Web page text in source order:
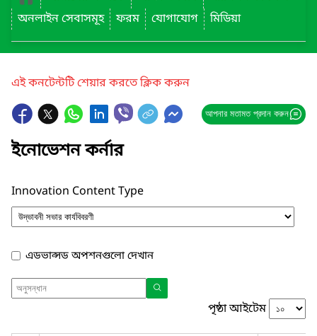
অনলাইন সেবাসমূহ
ফরম যোগাযোগ মিডিয়া
এই কনটেন্টটি শেয়ার করতে ক্লিক করুন
আপনার মতামত প্রদান করুন
ইনোভেশন কর্নার
Innovation Content Type
এডভান্সড অপশনগুলো দেখান
পৃষ্ঠা আইটেম